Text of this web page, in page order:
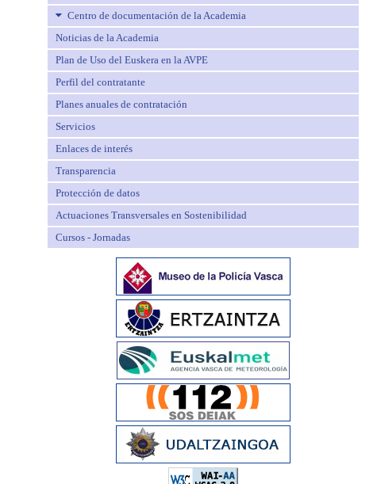
Centro de documentación de la Academia
Noticias de la Academia
Plan de Uso del Euskera en la AVPE
Perfil del contratante
Planes anuales de contratación
Servicios
Enlaces de interés
Transparencia
Protección de datos
Actuaciones Transversales en Sostenibilidad
Cursos - Jornadas